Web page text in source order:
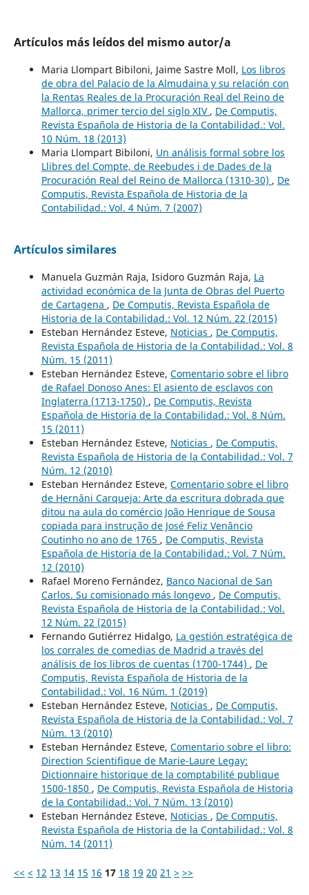
Artículos más leídos del mismo autor/a
Maria Llompart Bibiloni, Jaime Sastre Moll, Los libros
de obra del Palacio de la Almudaina y su relación con
la Rentas Reales de la Procuración Real del Reino de
Mallorca, primer tercio del siglo XIV , De Computis,
Revista Española de Historia de la Contabilidad.: Vol.
10 Núm. 18 (2013)
Maria Llompart Bibiloni, Un análisis formal sobre los
Llibres del Compte, de Reebudes i de Dades de la
Procuración Real del Reino de Mallorca (1310-30) , De
Computis, Revista Española de Historia de la
Contabilidad.: Vol. 4 Núm. 7 (2007)
Artículos similares
Manuela Guzmán Raja, Isidoro Guzmán Raja, La
actividad económica de la Junta de Obras del Puerto
de Cartagena , De Computis, Revista Española de
Historia de la Contabilidad.: Vol. 12 Núm. 22 (2015)
Esteban Hernández Esteve, Noticias , De Computis,
Revista Española de Historia de la Contabilidad.: Vol. 8
Núm. 15 (2011)
Esteban Hernández Esteve, Comentario sobre el libro
de Rafael Donoso Anes: El asiento de esclavos con
Inglaterra (1713-1750) , De Computis, Revista
Española de Historia de la Contabilidad.: Vol. 8 Núm.
15 (2011)
Esteban Hernández Esteve, Noticias , De Computis,
Revista Española de Historia de la Contabilidad.: Vol. 7
Núm. 12 (2010)
Esteban Hernández Esteve, Comentario sobre el libro
de Hernâni Carqueja: Arte da escritura dobrada que
ditou na aula do comércio João Henrique de Sousa
copiada para instrução de José Feliz Venâncio
Coutinho no ano de 1765 , De Computis, Revista
Española de Historia de la Contabilidad.: Vol. 7 Núm.
12 (2010)
Rafael Moreno Fernández, Banco Nacional de San
Carlos. Su comisionado más longevo , De Computis,
Revista Española de Historia de la Contabilidad.: Vol.
12 Núm. 22 (2015)
Fernando Gutiérrez Hidalgo, La gestión estratégica de
los corrales de comedias de Madrid a través del
análisis de los libros de cuentas (1700-1744) , De
Computis, Revista Española de Historia de la
Contabilidad.: Vol. 16 Núm. 1 (2019)
Esteban Hernández Esteve, Noticias , De Computis,
Revista Española de Historia de la Contabilidad.: Vol. 7
Núm. 13 (2010)
Esteban Hernández Esteve, Comentario sobre el libro:
Direction Scientifique de Marie-Laure Legay:
Dictionnaire historique de la comptabilité publique
1500-1850 , De Computis, Revista Española de Historia
de la Contabilidad.: Vol. 7 Núm. 13 (2010)
Esteban Hernández Esteve, Noticias , De Computis,
Revista Española de Historia de la Contabilidad.: Vol. 8
Núm. 14 (2011)
<< < 12 13 14 15 16 17 18 19 20 21 > >>